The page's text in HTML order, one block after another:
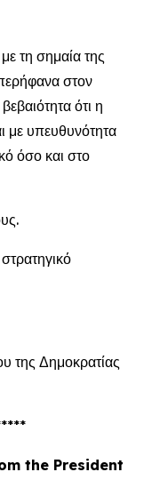
τη σημαία της
στον
ότι η
με υπευθυνότητα
όσο και στο
της Δημοκρατίας
the President